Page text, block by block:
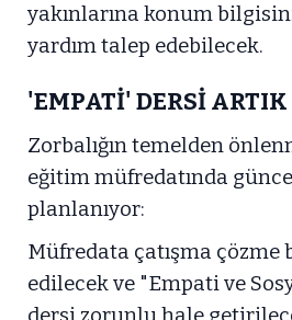
yakınlarına konum
yardım talep edebilecek.
'EMPATİ' DERSİ
Zorbalığın temelden
eğitim müfredatında
planlanıyor:
Müfredata çatışma çözme
edilecek ve "Empati ve
dersi zorunlu hale